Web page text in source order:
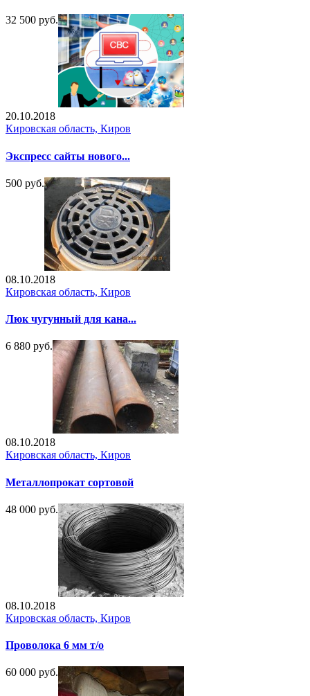
32 500 руб.
20.10.2018
Кировская область, Киров
Экспресс сайты нового...
500 руб.
08.10.2018
Кировская область, Киров
Люк чугунный для кана...
6 880 руб.
08.10.2018
Кировская область, Киров
Металлопрокат сортовой
48 000 руб.
08.10.2018
Кировская область, Киров
Проволока 6 мм т/о
60 000 руб.